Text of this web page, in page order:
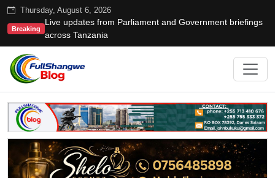
Thursday, August 6, 2026
Breaking
Live updates from Parliament and Government briefings
across Tanzania